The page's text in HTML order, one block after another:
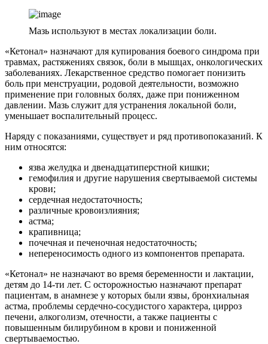
Мазь используют в местах локализации боли.
«Кетонал» назначают для купирования боевого синдрома при
травмах, растяжениях связок, боли в мышцах, онкологических
заболеваниях. Лекарственное средство помогает понизить
боль при менструации, родовой деятельности, возможно
применение при головных болях, даже при пониженном
давлении. Мазь служит для устранения локальной боли,
уменьшает воспалительный процесс.
Наряду с показаниями, существует и ряд противопоказаний. К
ним относятся:
язва желудка и двенадцатиперстной кишки;
гемофилия и другие нарушения свертываемой системы
крови;
сердечная недостаточность;
различные кровоизлияния;
астма;
крапивница;
почечная и печеночная недостаточность;
непереносимость одного из компонентов препарата.
«Кетонал» не назначают во время беременности и лактации,
детям до 14-ти лет. С осторожностью назначают препарат
пациентам, в анамнезе у которых были язвы, бронхиальная
астма, проблемы сердечно-сосудистого характера, цирроз
печени, алкоголизм, отечности, а также пациенты с
повышенным билирубином в крови и пониженной
свертываемостью.